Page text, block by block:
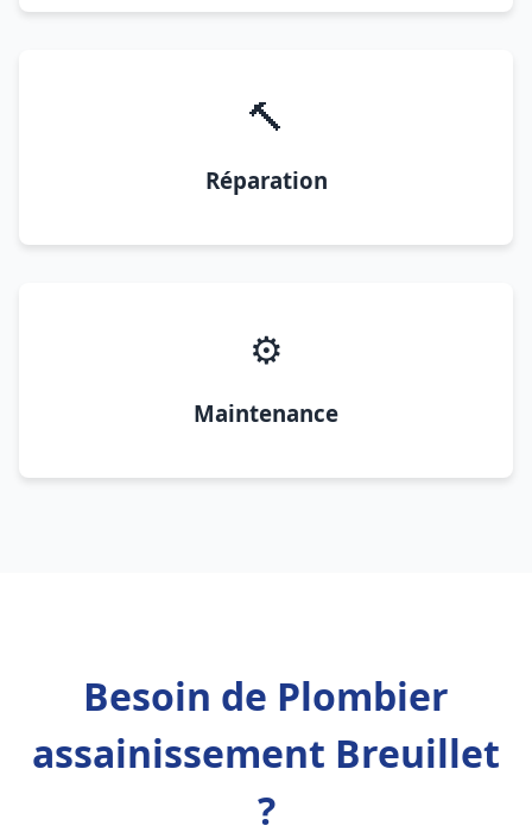
🔨
Réparation
⚙️
Maintenance
Besoin de Plombier
assainissement Breuillet
?